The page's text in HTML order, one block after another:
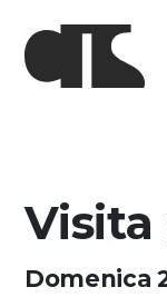
Visita
Domenica